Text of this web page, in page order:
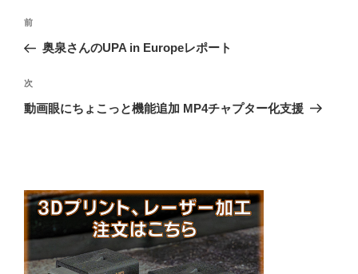
投
ナ
ビ
ゲ
ン
前
の
稿
前
奥泉さんのUPA in Europeレポート
次
の
次
動画眼にちょこっと機能追加 MP4チャプター化支援